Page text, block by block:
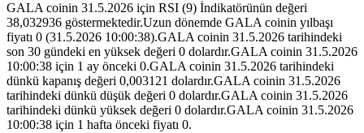
GALA coinin 31.5.2026 için RSI (9) İndikatörünün değeri
38,032936 göstermektedir.Uzun dönemde GALA coinin yılbaşı
fiyatı 0 (31.5.2026 10:00:38).GALA coinin 31.5.2026 tarihindeki
son 30 gündeki en yüksek değeri 0 dolardır.GALA coinin 31.5.2026
10:00:38 için 1 ay önceki 0.GALA coinin 31.5.2026 tarihindeki
dünkü kapanış değeri 0,003121 dolardır.GALA coinin 31.5.2026
tarihindeki dünkü düşük değeri 0 dolardır.GALA coinin 31.5.2026
tarihindeki dünkü yüksek değeri 0 dolardır.GALA coinin 31.5.2026
10:00:38 için 1 hafta önceki fiyatı 0.